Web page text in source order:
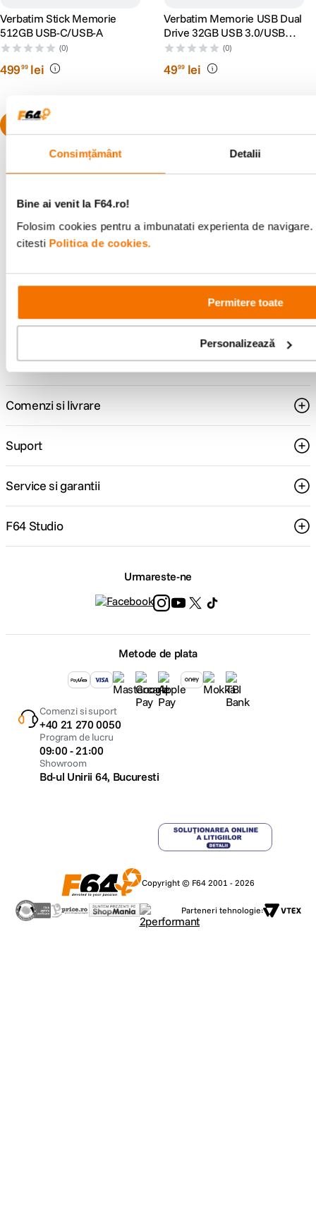
Consimțământ Detalii
Bine ai venit la F64.ro!
Folosim cookies pentru a imbunatati experienta de
citesti Politica de cookies.
Permitere toate
Personalizează
Verbatim Stick Memorie
512GB USB-C/USB-A
(0)
49999 lei
Verbatim Memorie USB Dual
Drive 32GB USB 3.0/USB
C/USB A
(0)
4999 lei
Alatura-te comunitatii creatorilor
Descopera inspiratie, recomandari utile,
ghiduri foto-video si oferte pregatite special
Consultanta
Livrare gratuita
499lei
Comenzi si livrare
Suport
Service si garantii
F64 Studio
Urmareste-ne
Metode de plata
Comenzi si suport
+40 21 270 0050
Program de lucru
09:00 - 21:00
Showroom
Bd-ul Unirii 64, Bucuresti
Copyright © F64 2001 - 2026
Parteneri tehnologie: